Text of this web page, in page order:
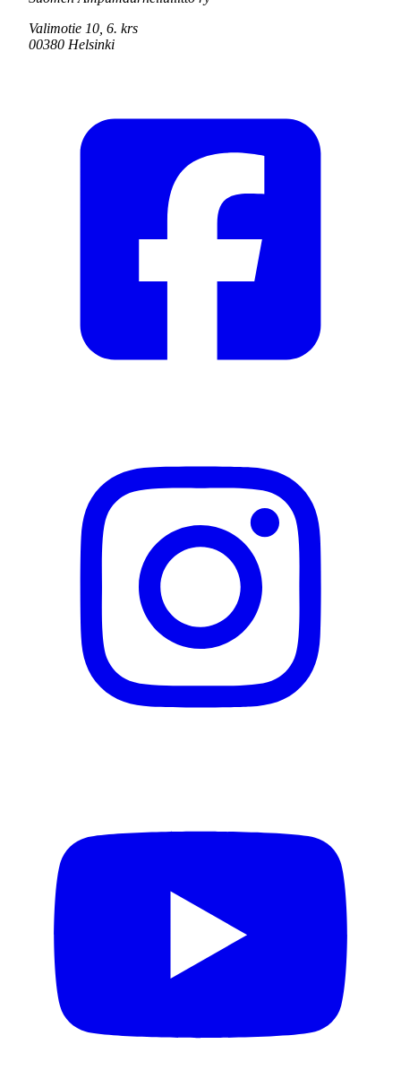
Valimotie 10, 6. krs
00380 Helsinki